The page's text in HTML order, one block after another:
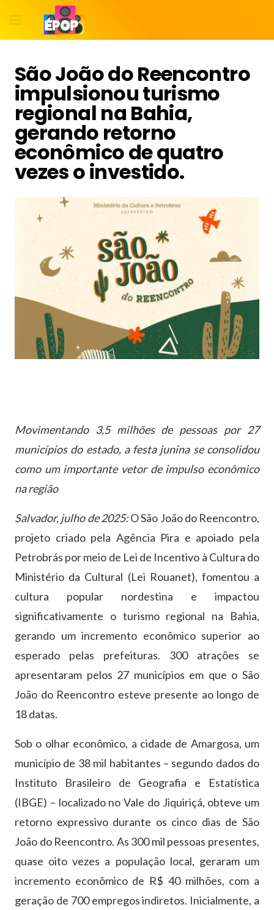
São João do Reencontro
impulsionou turismo
regional na Bahia,
gerando retorno
econômico de quatro
vezes o investido.
Movimentando 3,5 milhões de pessoas por 27
municípios do estado, a festa junina se consolidou
como um importante vetor de impulso econômico
na região
Salvador, julho de 2025:O São João do Reencontro,
projeto criado pela Agência Pira e apoiado pela
Petrobrás por meio de Lei de Incentivo à Cultura do
Ministério da Cultural (Lei Rouanet), fomentou a
cultura popular nordestina e impactou
significativamente o turismo regional na Bahia,
gerando um incremento econômico superior ao
esperado pelas prefeituras. 300 atrações se
apresentaram pelos 27 municípios em que o São
João do Reencontro esteve presente ao longo de
18 datas.
Sob o olhar econômico, a cidade de Amargosa, um
município de 38 mil habitantes – segundo dados do
Instituto Brasileiro de Geografia e Estatística
(IBGE) – localizado no Vale do Jiquiriçá, obteve um
retorno expressivo durante os cinco dias de São
João do Reencontro. As 300 mil pessoas presentes,
quase oito vezes a população local, geraram um
incremento econômico de R$ 40 milhões, com a
geração de 700 empregos indiretos. Inicialmente, a